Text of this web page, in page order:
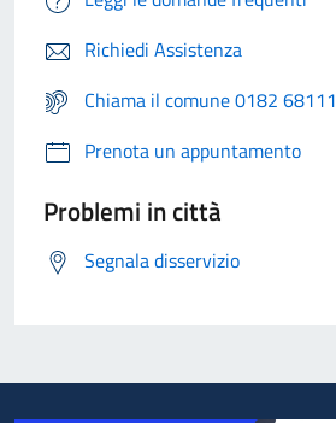
Richiedi Assistenza
Chiama il comune 0182 68111
Prenota un appuntamento
Problemi in città
Segnala disservizio